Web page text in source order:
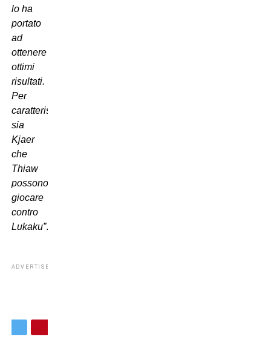
lo ha
portato
ad
ottenere
ottimi
risultati.
Per
caratteristiche
sia
Kjaer
che
Thiaw
possono
giocare
contro
Lukaku”.
ADVERTISEMENT